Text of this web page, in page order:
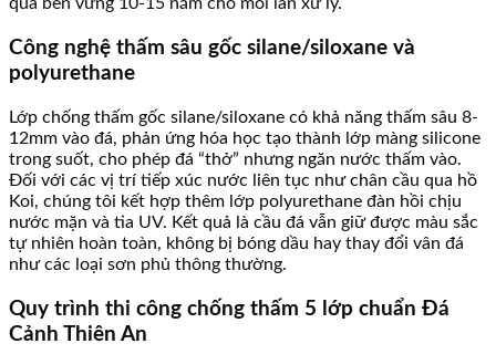
quả bền vững 10-15 năm cho mỗi lần xử lý.
Công nghệ thấm sâu gốc silane/siloxane và
polyurethane
Lớp chống thấm gốc silane/siloxane có khả năng thấm sâu 8-
12mm vào đá, phản ứng hóa học tạo thành lớp màng silicone
trong suốt, cho phép đá “thở” nhưng ngăn nước thấm vào.
Đối với các vị trí tiếp xúc nước liên tục như chân cầu qua hồ
Koi, chúng tôi kết hợp thêm lớp polyurethane đàn hồi chịu
nước mặn và tia UV. Kết quả là cầu đá vẫn giữ được màu sắc
tự nhiên hoàn toàn, không bị bóng dầu hay thay đổi vân đá
như các loại sơn phủ thông thường.
Quy trình thi công chống thấm 5 lớp chuẩn Đá
Cảnh Thiên An